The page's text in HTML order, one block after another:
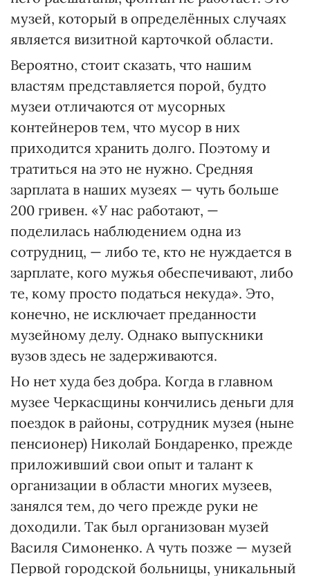
музей, который в определённых случаях
является визитной карточкой области.
Вероятно, стоит сказать, что нашим
властям представляется порой, будто
музеи отличаются от мусорных
контейнеров тем, что мусор в них
приходится хранить долго. Поэтому и
тратиться на это не нужно. Средняя
зарплата в наших музеях — чуть больше
200 гривен. «У нас работают, —
поделилась наблюдением одна из
сотрудниц, — либо те, кто не нуждается в
зарплате, кого мужья обеспечивают, либо
те, кому просто податься некуда». Это,
конечно, не исключает преданности
музейному делу. Однако выпускники
вузов здесь не задерживаются.
Но нет худа без добра. Когда в главном
музее Черкасщины кончились деньги для
поездок в районы, сотрудник музея (ныне
пенсионер) Николай Бондаренко, прежде
приложивший свои опыт и талант к
организации в области многих музеев,
занялся тем, до чего прежде руки не
доходили. Так был организован музей
Василя Симоненко. А чуть позже — музей
Первой городской больницы, уникальный